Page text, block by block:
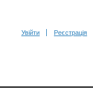
Увійти Реєстрація